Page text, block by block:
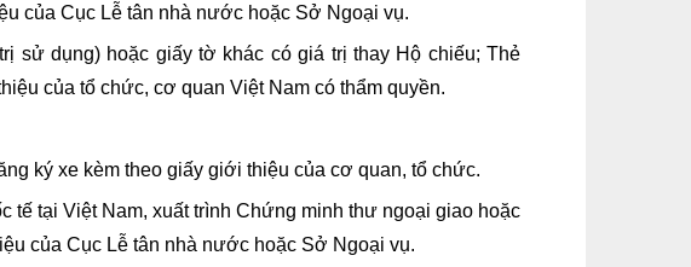
của Cục Lễ tân nhà nước hoặc Sở Ngoại vụ.
sử dụng) hoặc giấy tờ khác có giá trị thay Hộ chiếu; Thẻ
của tổ chức, cơ quan Việt Nam có thẩm quyền.
ký xe kèm theo giấy giới thiệu của cơ quan, tổ chức.
tại Việt Nam, xuất trình Chứng minh thư ngoại giao hoặc
của Cục Lễ tân nhà nước hoặc Sở Ngoại vụ.